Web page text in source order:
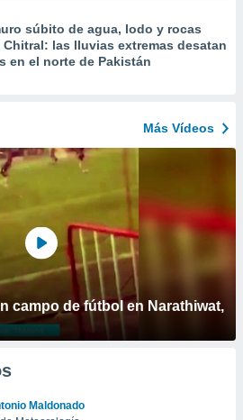
súbito de agua, lodo y rocas
Chitral: las lluvias extremas desatan
en el norte de Pakistán
Más Vídeos
campo de fútbol en Narathiwat,
Maldonado